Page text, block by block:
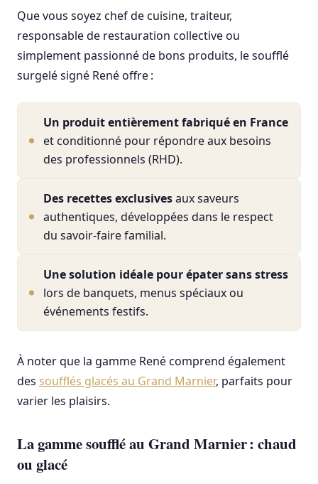
Que vous soyez chef de cuisine, traiteur,
responsable de restauration collective ou
simplement passionné de bons produits, le soufflé
surgelé signé René offre :
Un produit entièrement fabriqué en France
et conditionné pour répondre aux besoins
des professionnels (RHD).
Des recettes exclusivesaux saveurs
authentiques, développées dans le respect
du savoir-faire familial.
Une solution idéale pour épater sans stress
lors de banquets, menus spéciaux ou
événements festifs.
À noter que la gamme René comprend également
des soufflés glacés au Grand Marnier, parfaits pour
varier les plaisirs.
La gamme soufflé au Grand Marnier : chaud
ou glacé